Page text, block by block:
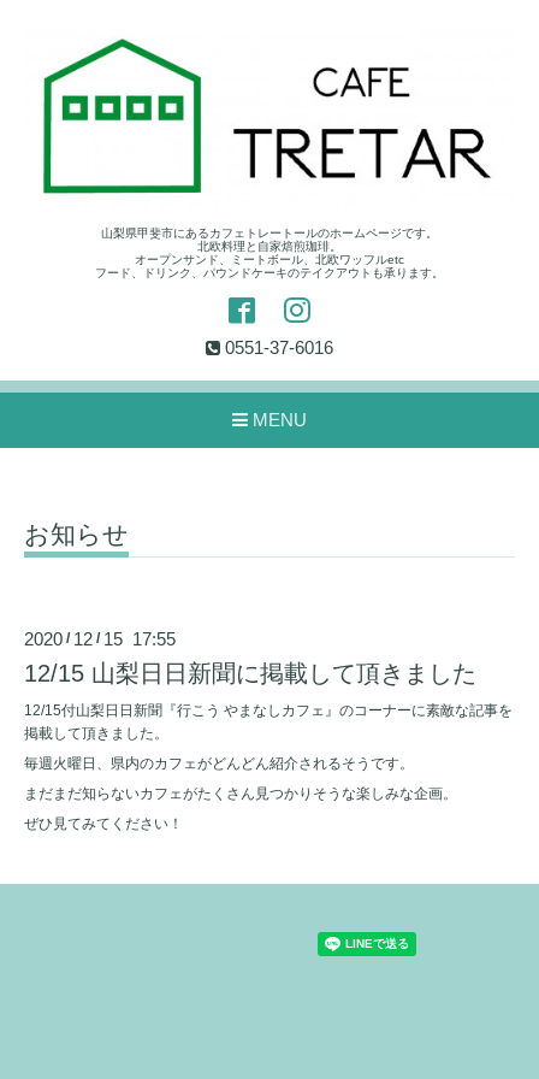
山梨県甲斐市にあるカフェトレートールのホームページです。
北欧料理と自家焙煎珈琲。
オープンサンド、ミートボール、北欧ワッフルetc
フード、ドリンク、パウンドケーキのテイクアウトも承ります。
0551-37-6016
MENU
お知らせ
2020 / 12 / 15 17:55
12/15 山梨日日新聞に掲載して頂きました
12/15付山梨日日新聞『行こう やまなしカフェ』のコーナーに素敵な記事を
掲載して頂きました。
毎週火曜日、県内のカフェがどんどん紹介されるそうです。
まだまだ知らないカフェがたくさん見つかりそうな楽しみな企画。
ぜひ見てみてください！